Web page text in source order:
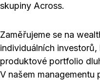
skupiny Across.
Zaměřujeme se na
individuálních
produktové portfolio
V našem